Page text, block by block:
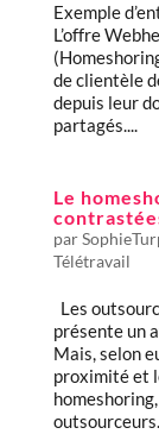
Exemple
L’offre
de clientèle
depuis leur
partagés....
Le
par
Télétravail
Les
présente un
Mais, selon
proximité et